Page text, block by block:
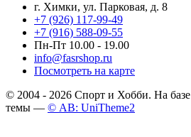
г. Химки, ул. Парковая, д. 8
+7 (926) 117-99-49
+7 (916) 588-09-55
Пн-Пт 10.00 - 19.00
info@fasrshop.ru
Посмотреть на карте
© 2004 - 2026 Спорт и Хобби. На базе
темы — © AB: UniTheme2